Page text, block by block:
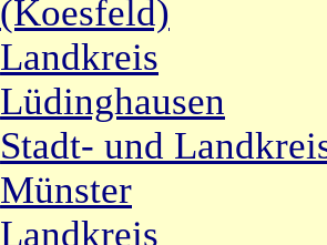
(Koesfeld)
Landkreis
Lüdinghausen
Stadt- und
Münster
Landkreis